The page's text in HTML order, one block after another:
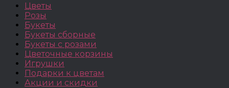
Цветы
Розы
Букеты
Букеты сборные
Букеты с розами
Цветочные корзины
Игрушки
Подарки к цветам
Акции и скидки